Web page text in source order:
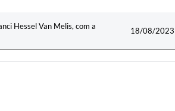
Hessel Van Melis, com a
18/08/2023